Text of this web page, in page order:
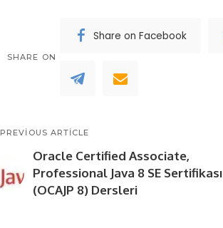
SHARE ON
Share on Facebook
PREVIOUS ARTICLE
Oracle Certified Associate,
Professional Java 8 SE Sertifikası
(OCAJP 8) Dersleri